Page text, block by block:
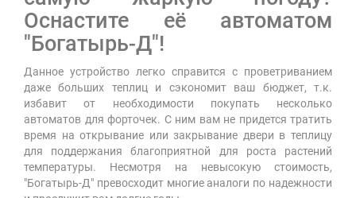
Оснастите её автоматом
"Богатырь-Д"!
Данное устройство легко справится с проветриванием
даже больших теплиц и сэкономит ваш бюджет, т.к.
избавит от необходимости покупать несколько
автоматов для форточек. С ним вам не придется тратить
время на открывание или закрывание двери в теплицу
для поддержания благоприятной для роста растений
температуры. Несмотря на невысокую стоимость,
"Богатырь-Д" превосходит многие аналоги по надежности